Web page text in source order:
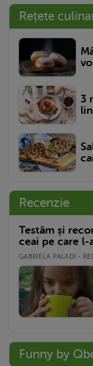
Rețete
3
Recenzie
Testăm și
ceai pe care l-
GABRIELA PALADI -
Funny by